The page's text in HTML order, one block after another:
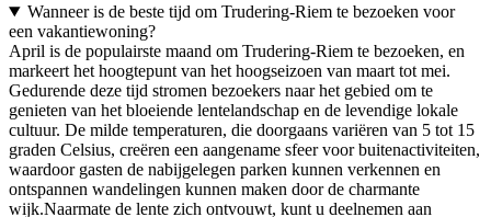
Wanneer is de beste tijd om Trudering-Riem te bezoeken voor
een vakantiewoning?
April is de populairste maand om Trudering-Riem te bezoeken, en
markeert het hoogtepunt van het hoogseizoen van maart tot mei.
Gedurende deze tijd stromen bezoekers naar het gebied om te
genieten van het bloeiende lentelandschap en de levendige lokale
cultuur. De milde temperaturen, die doorgaans variëren van 5 tot 15
graden Celsius, creëren een aangename sfeer voor buitenactiviteiten,
waardoor gasten de nabijgelegen parken kunnen verkennen en
ontspannen wandelingen kunnen maken door de charmante
wijk.Naarmate de lente zich ontvouwt, kunt u deelnemen aan